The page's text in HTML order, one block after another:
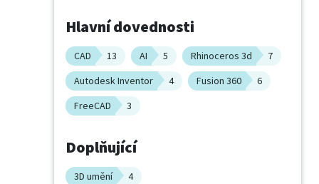
Hlavní dovednosti
CAD 13 AI 5 Rhinoceros 3d
7
Autodesk Inventor
4 Fusion 360
6
FreeCAD
3
Doplňující
3D umění 4